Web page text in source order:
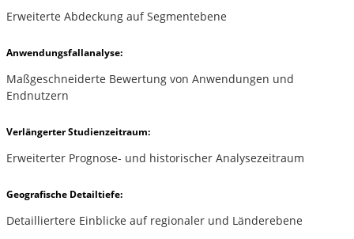
Erweiterte Abdeckung auf Segmentebene
Anwendungsfallanalyse:
Maßgeschneiderte Bewertung von Anwendungen und
Endnutzern
Verlängerter Studienzeitraum:
Erweiterter Prognose- und historischer Analysezeitraum
Geografische Detailtiefe:
Detailliertere Einblicke auf regionaler und Länderebene